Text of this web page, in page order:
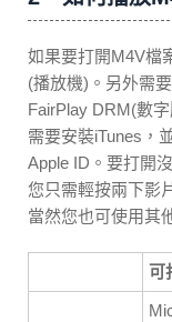
如果要打開M4V檔
(播放機)。另外需
FairPlay DRM(數
需要安裝iTunes，
Apple ID。要打開
您只需輕按兩下影
當然您也可使用其
可